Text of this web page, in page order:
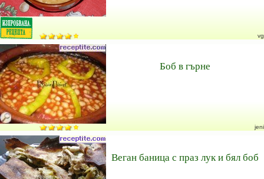
vg
Боб в гърне
jeni
Веган баница с праз лук и бял боб